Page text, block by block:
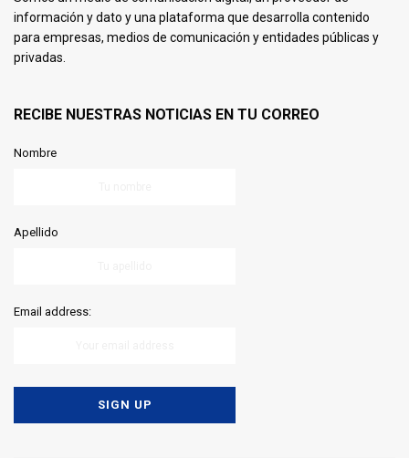
información y dato y una plataforma que desarrolla contenido
para empresas, medios de comunicación y entidades públicas y
privadas.
RECIBE NUESTRAS NOTICIAS EN TU CORREO
Nombre
Apellido
Email address: